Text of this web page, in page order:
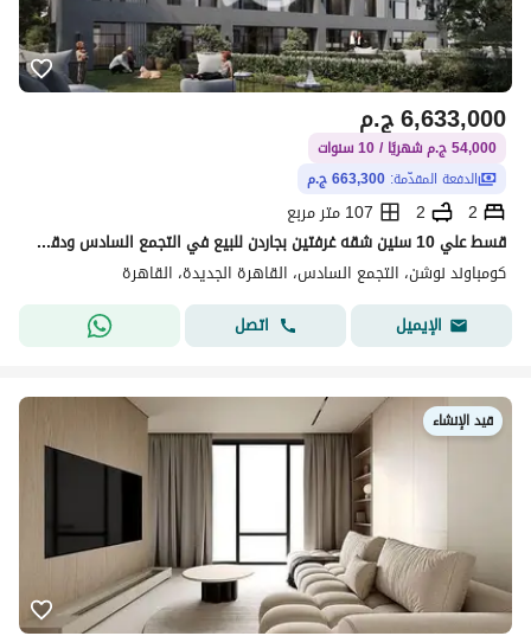
ج.م6,633,000
54,000 ج.م شهريًا / 10 سنوات
الدفعة المقدّمة: 663,300 ج.م
2
2
107 متر مربع
قسط علي 10 سنين شقه غرفتين بجاردن للبيع في التجمع السادس ودقايق من الجامعه الامريكيه
كومباوند نوشن، التجمع السادس، القاهرة الجديدة، القاهرة
الإيميل
اتصل
قيد الإنشاء